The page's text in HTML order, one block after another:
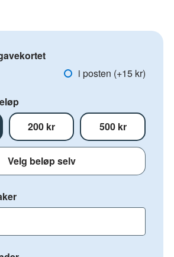
begrenset, jobber Plan på spreng for
tepper, telt, varme klær,
Plans nødhjelpsarbeid i Gaza.
i posten (+15 kr)
200 kr 500 kr